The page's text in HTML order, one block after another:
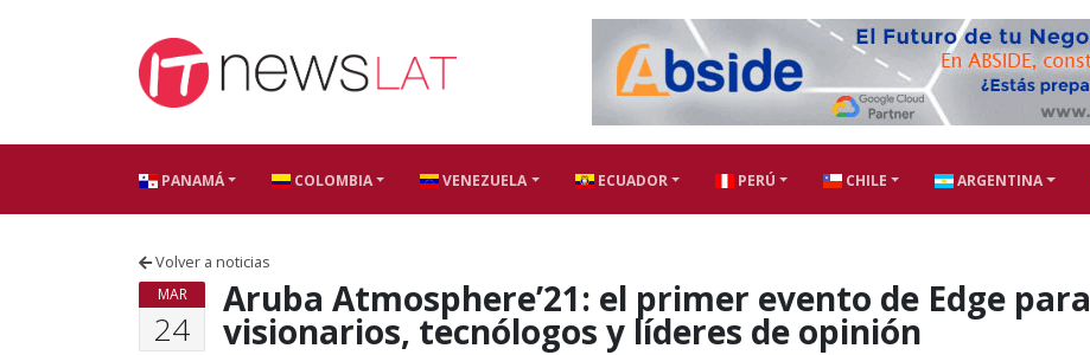
PANAMÁ COLOMBIA VENEZUELA ECUADOR PERÚ CHILE ARGENTINA
Volver a noticias
MAR
24
Aruba Atmosphere’21: el primer evento de Edge para
visionarios, tecnólogos y líderes de opinión